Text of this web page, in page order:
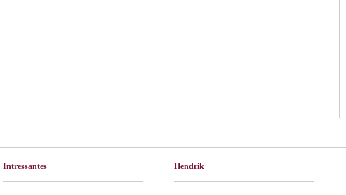
Intressantes Hendrik